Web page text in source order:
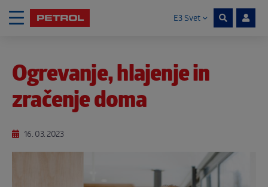
Skoči na vsebino E3 Svet
Ogrevanje, hlajenje in
zračenje doma
16. 03. 2023
Noga strani